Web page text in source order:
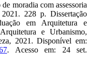
moradia com assessoria
228 p. Dissertação
em Arquitetura e
e Urbanismo,
2021. Disponível em:
. Acesso em: 24 set.